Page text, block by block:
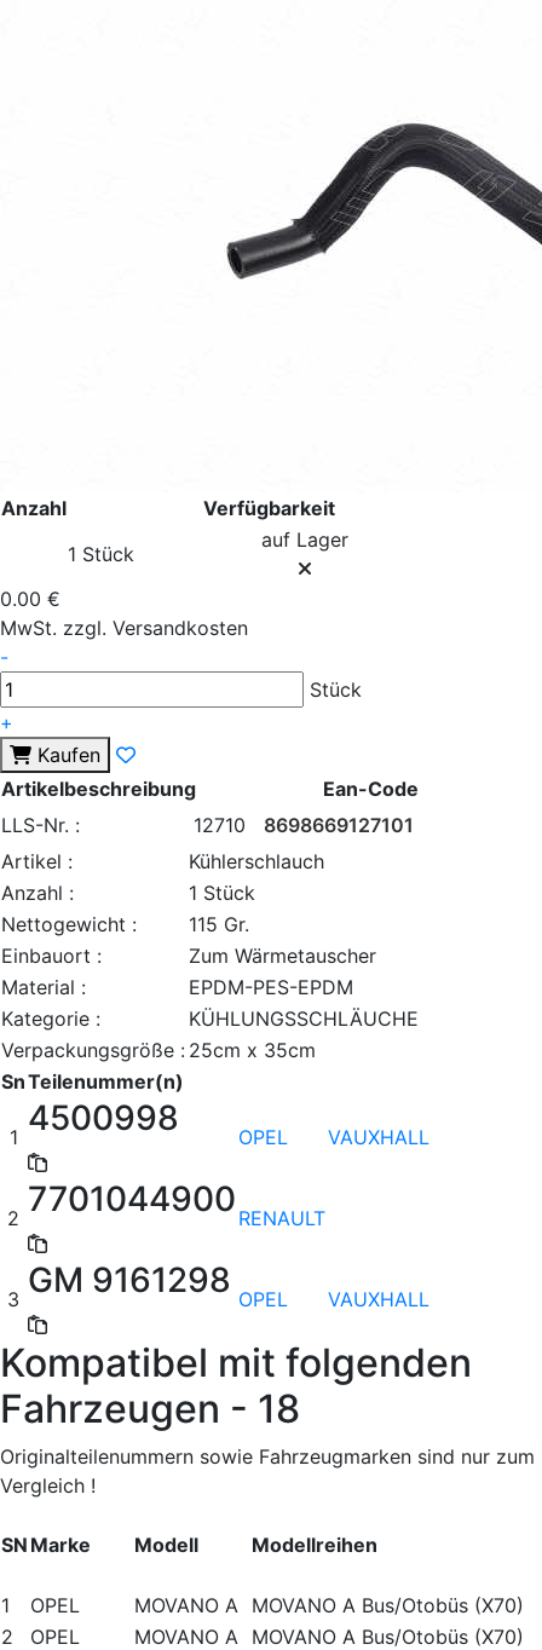
Anzahl
Verfügbarkeit
1 Stück
auf Lager
0.00 €
MwSt. zzgl. Versandkosten
-
Stück
+
Kaufen
Artikelbeschreibung
Ean-Code
LLS-Nr. :
12710
8698669127101
Artikel :
Kühlerschlauch
Anzahl :
1 Stück
Nettogewicht :
115 Gr.
Einbauort :
Zum Wärmetauscher
Material :
EPDM-PES-EPDM
Kategorie :
KÜHLUNGSSCHLÄUCHE
Verpackungsgröße : 25cm x 35cm
SnTeilenummer(n)
1 4500998 OPEL VAUXHALL
2 7701044900 RENAULT
3 GM 9161298 OPEL VAUXHALL
Kompatibel mit folgenden
Fahrzeugen - 18
Originalteilenummern sowie Fahrzeugmarken sind nur zum
Vergleich !
SN Marke Modell Modellreihen
1 OPEL MOVANO A MOVANO A Bus/Otobüs (X70)
2
OPEL MOVANO A MOVANO A Bus/Otobüs (X70)